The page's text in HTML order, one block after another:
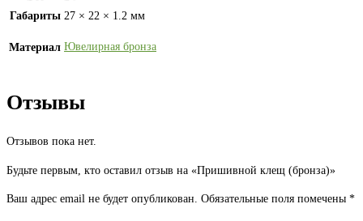
Габариты 27 × 22 × 1.2 мм
Материал Ювелирная бронза
Отзывы
Отзывов пока нет.
Будьте первым, кто оставил отзыв на «Пришивной клещ (бронза)»
Ваш адрес email не будет опубликован. Обязательные поля помечены *